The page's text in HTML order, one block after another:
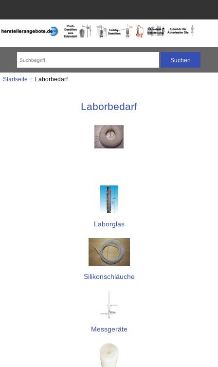
Startseite :: Laborbedarf
Laborbedarf
Laborglas
Silikonschläuche
Messgeräte